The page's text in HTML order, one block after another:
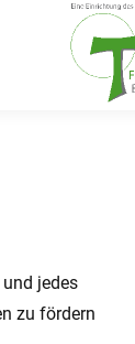
jedes
zu fördern